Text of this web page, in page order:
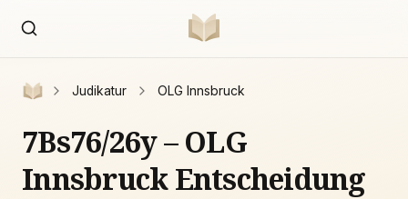
Judikatur OLG Innsbruck
7Bs76/26y – OLG
Innsbruck Entscheidung